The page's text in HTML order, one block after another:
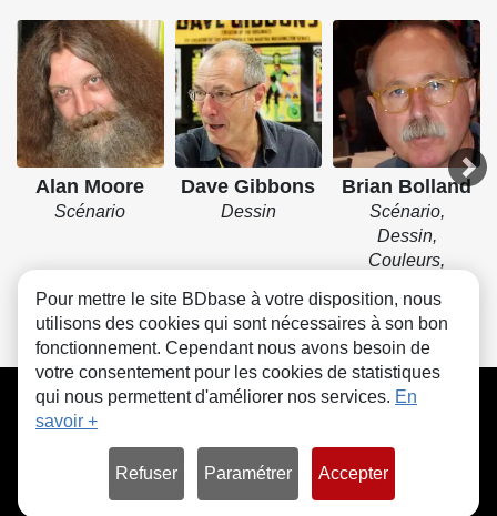
Alan Moore
Scénario
Dave Gibbons
Dessin
Brian Bolland
Scénario,
Dessin,
Couleurs,
CGU FAQ Contact Cookies
Pour mettre le site BDbase à votre disposition, nous
utilisons des cookies qui sont nécessaires à son bon
fonctionnement. Cependant nous avons besoin de
votre consentement pour les cookies de statistiques
qui nous permettent d'améliorer nos services. En
savoir +
Refuser Paramétrer Accepter